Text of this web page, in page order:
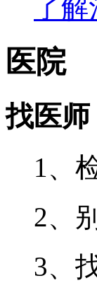
了
医院
找医师
1、
2、
3、